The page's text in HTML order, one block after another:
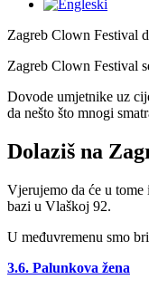
Zagreb Clown Festival
Zagreb Clown Festival
Dovode umjetnike uz
da nešto što mnogi
Dolaziš na
Vjerujemo da će u
bazi u Vlaškoj 92.
U međuvremenu smo
3.6. Palunkova žena